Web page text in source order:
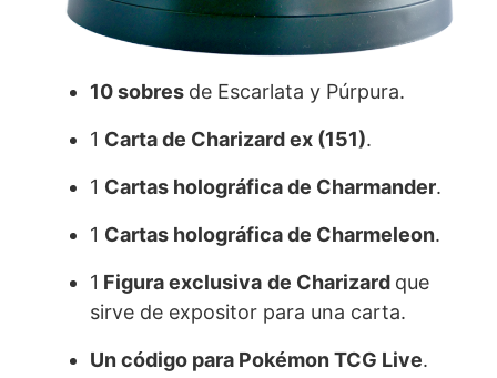
10 sobres de Escarlata y Púrpura.
1 Carta de Charizard ex (151).
1 Cartas holográfica de Charmander.
1 Cartas holográfica de Charmeleon.
1 Figura exclusiva de Charizard que
sirve de expositor para una carta.
Un código para Pokémon TCG Live.